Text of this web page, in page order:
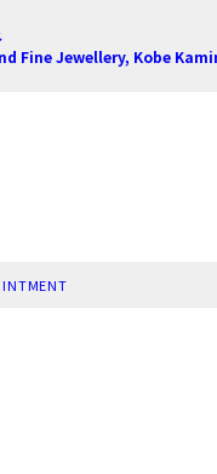
Fine Jewellery, Kobe